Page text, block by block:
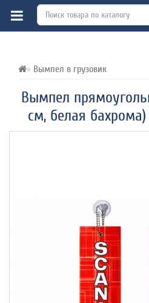
Вымпел в грузовик
Вымпел
см, белая
ВСЕ О ТОВАРЕ ХАРАКТЕРИСТИКИ